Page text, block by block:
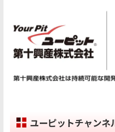
ユーピットチャンネ